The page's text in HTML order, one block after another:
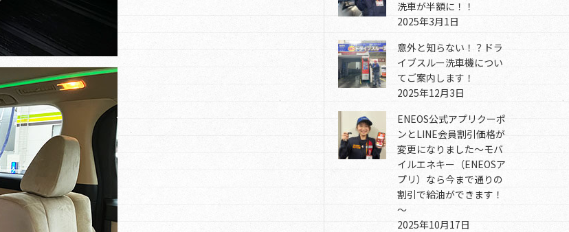
洗車が半額に！！
2025年3月1日
意外と知らない！？ドラ
イブスルー洗車機につい
てご案内します！
2025年12月3日
ENEOS公式アプリクーポ
ンとLINE会員割引価格が
変更になりました～モバ
イルエネキー（ENEOSア
プリ）なら今まで通りの
割引で給油ができます！
～
2025年10月17日